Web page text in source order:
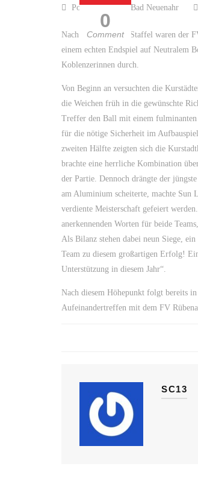
0
Comment
Posted by SC 13 Bad Neuenahr
Nach Abschluss der Staffel waren der
einem echten Endspiel auf Neutralem
Koblenzerinnen durch.
Von Beginn an versuchten die
die Weichen früh in die gewünschte
Treffer den Ball mit einem fulminanten
für die nötige Sicherheit im
zweiten Hälfte zeigten sich die
brachte eine herrliche Kombination
der Partie. Dennoch drängte der
am Aluminium scheiterte, machte
verdiente Meisterschaft gefeiert
anerkennenden Worten für beide
Als Bilanz stehen dabei neun Siege,
Team zu diesem großartigen Erfolg!
Unterstützung in diesem Jahr“.
Nach diesem Höhepunkt folgt bereits
Aufeinandertreffen mit dem FV
SC13